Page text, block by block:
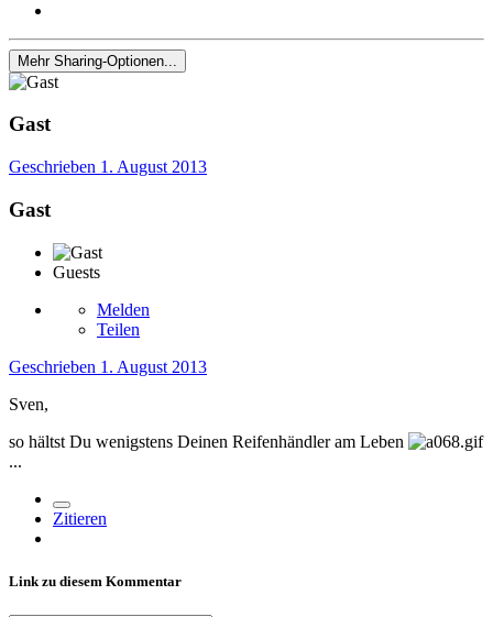
Mehr Sharing-Optionen...
Gast
Geschrieben 1. August 2013
Gast
Guests
Melden
Teilen
Geschrieben 1. August 2013
Sven,
so hältst Du wenigstens Deinen Reifenhändler am Leben
...
Zitieren
Link zu diesem Kommentar